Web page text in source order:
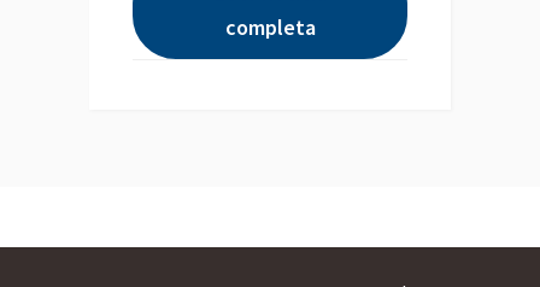
completa